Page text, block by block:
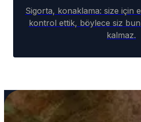
Sigorta, konaklama: size için
kontrol ettik, böylece siz
kalmaz.